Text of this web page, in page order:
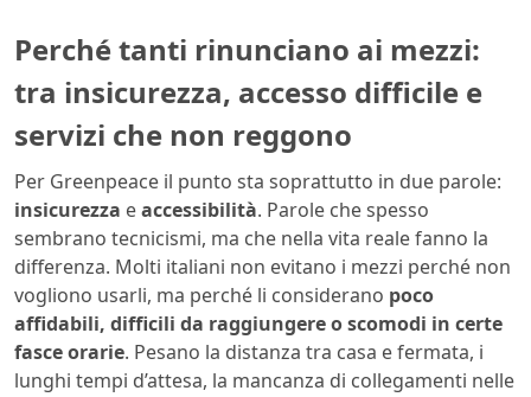
Perché tanti rinunciano ai mezzi:
tra insicurezza, accesso difficile e
servizi che non reggono
Per Greenpeace il punto sta soprattutto in due parole:
insicurezza eaccessibilità. Parole che spesso
sembrano tecnicismi, ma che nella vita reale fanno la
differenza. Molti italiani non evitano i mezzi perché non
vogliono usarli, ma perché li considerano poco
affidabili, difficili da raggiungere o scomodi in certe
fasce orarie. Pesano la distanza tra casa e fermata, i
lunghi tempi d’attesa, la mancanza di collegamenti nelle